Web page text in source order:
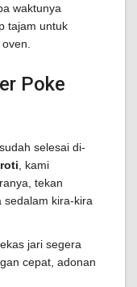
waktunya
tajam untuk
Poke
selesai di-
, kami
tekan
sedalam kira-kira
jari segera
cepat, adonan